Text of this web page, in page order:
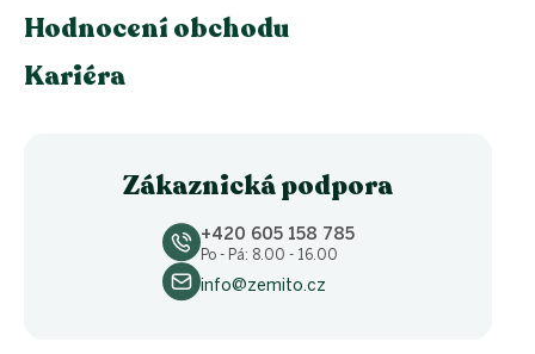
Hodnocení obchodu
Kariéra
Zákaznická podpora
+420 605 158 785
Po - Pá: 8.00 - 16.00
info@zemito.cz